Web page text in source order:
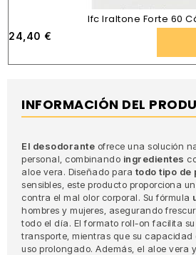
Ifc Iraltone Forte 60
24,40 €
INFORMACIÓN DEL
El desodorante ofrece una solución
personal, combinando ingredientes
aloe vera. Diseñado para todo tipo de
sensibles, este producto proporciona
contra el mal olor corporal. Su fórmula
hombres y mujeres, asegurando
todo el día. El formato roll-on facilita
transporte, mientras que su
uso prolongado. Además, el aloe vera